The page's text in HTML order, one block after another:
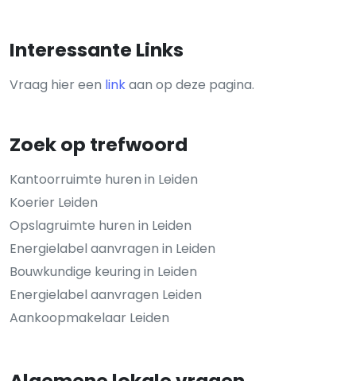
Interessante Links
Vraag hier een linkaan op deze pagina.
Zoek op trefwoord
Kantoorruimte huren in Leiden
Koerier Leiden
Opslagruimte huren in Leiden
Energielabel aanvragen in Leiden
Bouwkundige keuring in Leiden
Energielabel aanvragen Leiden
Aankoopmakelaar Leiden